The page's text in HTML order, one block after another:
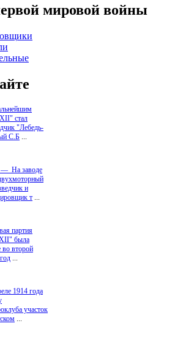
мировой войны
стал
"Лебедь-
С.Б
— На заводе
и
т
партия
ХII" была
во второй
1914 года
участок